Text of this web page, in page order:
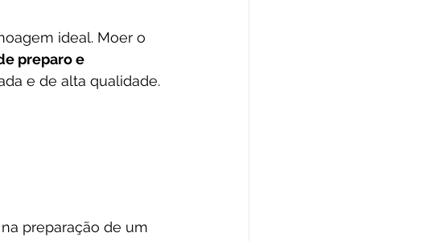
ideal. Moer o
preparo e
e de alta qualidade.
preparação de um